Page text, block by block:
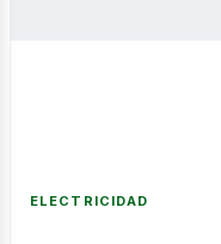
ELECTRICIDAD